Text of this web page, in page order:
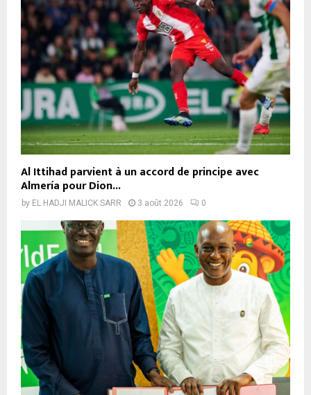
Al Ittihad parvient à un accord de principe avec
Almería pour Dion...
by EL HADJI MALICK SARR 3 août 2026 0